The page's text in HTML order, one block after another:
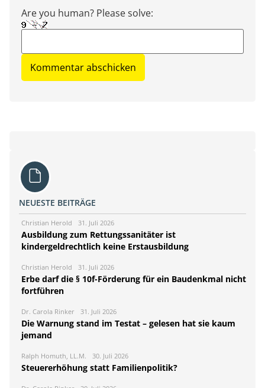
Are you human? Please solve:
NEUESTE BEITRÄGE
Christian Herold 31. Juli 2026
Ausbildung zum Rettungssanitäter ist
kindergeldrechtlich keine Erstausbildung
Christian Herold 31. Juli 2026
Erbe darf die § 10f-Förderung für ein Baudenkmal nicht
fortführen
Dr. Carola Rinker 31. Juli 2026
Die Warnung stand im Testat – gelesen hat sie kaum
jemand
Ralph Homuth, LL.M. 30. Juli 2026
Steuererhöhung statt Familienpolitik?